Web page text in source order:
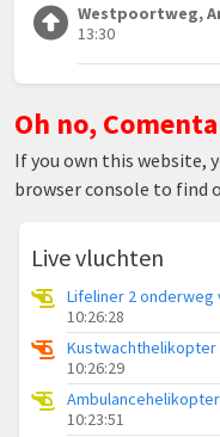
Westpoortweg,
13:30
Oh no,
If you own this website,
browser console to find
Live vluchten
Lifeliner 2 onderweg
10:26:28
10:26:29
10:23:51